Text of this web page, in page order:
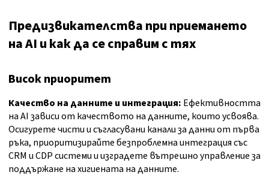
Предизвикателства при приемането
на AI и как да се справим с тях
Висок приоритет
Качество на данните и интеграция: Ефективността
на AI зависи от качеството на данните, които усвоява.
Осигурете чисти и съгласувани канали за данни от първа
ръка, приоритизирайте безпроблемна интеграция със
CRM и CDP системи и изградете вътрешно управление за
поддържане на хигиената на данните.